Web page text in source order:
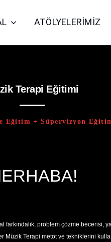
ATÖLYELERIMIZ
Terapi Eğitimi
Eğitim + Süpervizyon
problem çözme becerisi,
Terapi metot ve tekniklerini